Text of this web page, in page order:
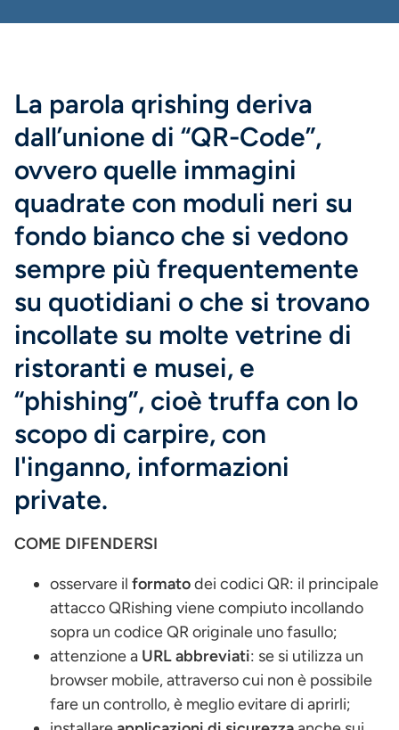
La parola qrishing deriva
dall’unione di “QR-Code”,
ovvero quelle immagini
quadrate con moduli neri su
fondo bianco che si vedono
sempre più frequentemente
su quotidiani o che si trovano
incollate su molte vetrine di
ristoranti e musei, e
“phishing”, cioè truffa con lo
scopo di carpire, con
l'inganno, informazioni
private.
COME DIFENDERSI
osservare il formatodei codici QR: il principale
attacco QRishing viene compiuto incollando
sopra un codice QR originale uno fasullo;
attenzione a URL abbreviati: se si utilizza un
browser mobile, attraverso cui non è possibile
fare un controllo, è meglio evitare di aprirli;